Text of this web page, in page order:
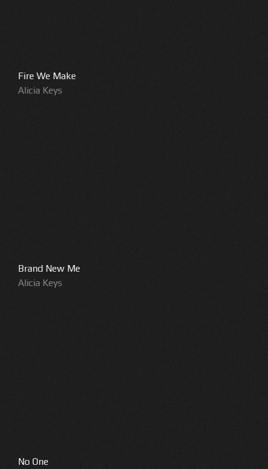
Fire We Make
Alicia Keys
Brand New Me
Alicia Keys
No One